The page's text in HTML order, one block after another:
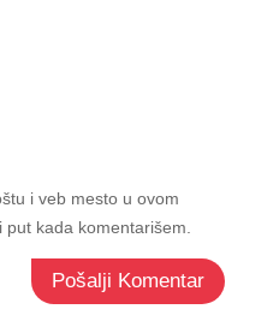
i veb mesto u ovom
kada komentarišem.
Pošalji Komentar